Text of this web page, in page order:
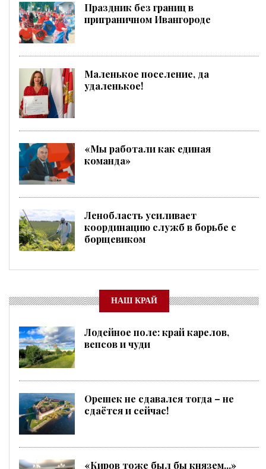
Праздник без границ в
приграничном Ивангороде
Маленькое поселение, да
удаленькое!
«Мы работали как единая
команда»
Ленобласть усиливает
координацию служб в борьбе с
борщевиком
НАШ КРАЙ
Лодейное поле: край карелов,
вепсов и чуди
Орешек не сдавался тогда – не
сдаётся и сейчас!
«Киров тоже был бы князем...»